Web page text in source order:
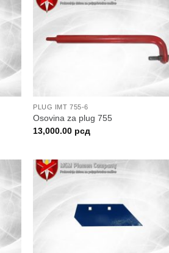
PLUG IMT 755-6
Osovina za plug 755
13,000.00 рсд